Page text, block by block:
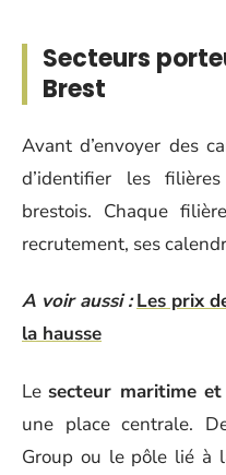
Secteurs
Brest
Avant d’envoyer des
d’identifier les
brestois. Chaque
recrutement, ses
A voir aussi : Les prix
la hausse
Le secteur maritime
une place centrale.
Group ou le pôle lié à